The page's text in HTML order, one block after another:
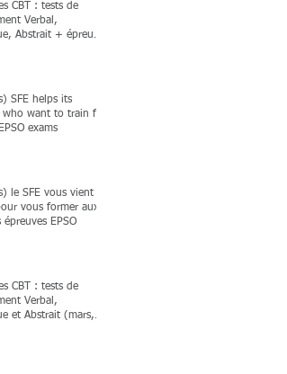
CBT : tests de
Verbal,
Abstrait + épreuve
SFE helps its
who want to train for
exams
le SFE vous vient
vous former aux
EPSO
CBT : tests de
Verbal,
et Abstrait (mars,